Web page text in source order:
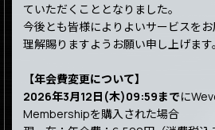
ていただくこととなりました。
今後とも皆様によりよいサービスを
理解賜りますようお願い申し上げます。
【年会費変更について】
2026年3月12日(木)09:59までに
Membershipを購入された場合